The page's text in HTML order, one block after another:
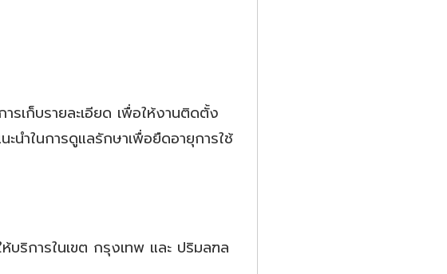
รเก็บรายละเอียด เพื่อให้งานติดตั้ง
ำในการดูแลรักษาเพื่อยืดอายุการใช้
บริการในเขต กรุงเทพ และ ปริมลฑล